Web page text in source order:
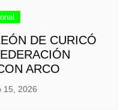
DE CURICÓ
ARCO
15, 2026